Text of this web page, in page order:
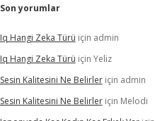
Son yorumlar
Iq Hangi Zeka Türü için admin
Iq Hangi Zeka Türü için Yeliz
Sesin Kalitesini Ne Belirleriçin admin
Sesin Kalitesini Ne Belirleriçin Melodi